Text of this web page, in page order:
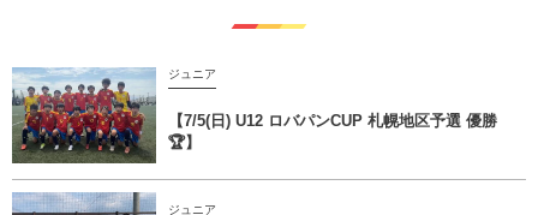
ジュニア
【7/5(日) U12 ロバパンCUP 札幌地区予選 優勝
🏆】
ジュニア